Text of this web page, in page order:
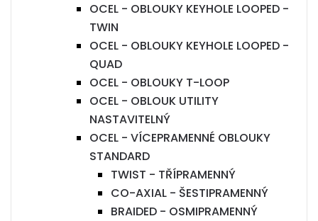
OCEL - OBLOUKY KEYHOLE LOOPED -
TWIN
OCEL - OBLOUKY KEYHOLE LOOPED -
QUAD
OCEL - OBLOUKY T-LOOP
OCEL - OBLOUK UTILITY
NASTAVITELNÝ
OCEL - VÍCEPRAMENNÉ OBLOUKY
STANDARD
TWIST - TŘÍPRAMENNÝ
CO-AXIAL - ŠESTIPRAMENNÝ
BRAIDED - OSMIPRAMENNÝ